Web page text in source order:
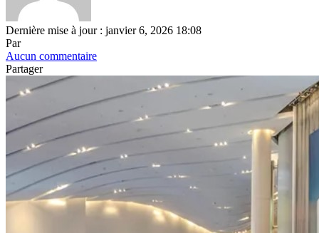
Dernière mise à jour : janvier 6, 2026 18:08
Par
Aucun commentaire
Partager